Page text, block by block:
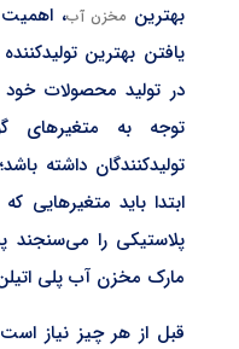
بهترین مخزن آب، اهمیت
یافتن بهترین
در تولید محصولات خود
توجه به متغیرهای
تولیدکنندگان داشته
ابتدا باید متغیرهایی
پلاستیکی را می‌سنجند
مارک مخزن آب پلی اتیلن
قبل از هر چیز نیاز